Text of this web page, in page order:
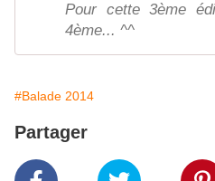
Pour cette 3ème
4ème... ^^
#Balade 2014
Partager